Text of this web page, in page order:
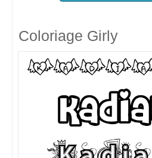
Coloriage Girly